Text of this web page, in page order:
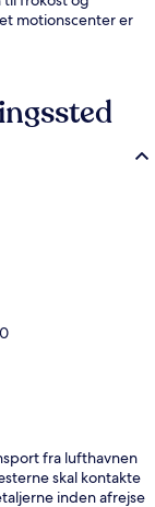
motionscenter er
fra lufthavnen
skal kontakte
inden afrejse